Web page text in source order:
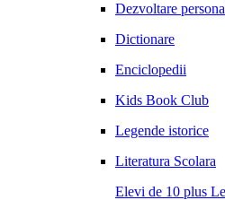
Dezvoltare
Dictionare
Enciclopedii
Kids Book Club
Legende istorice
Literatura Scolara
Elevi de 10 plus